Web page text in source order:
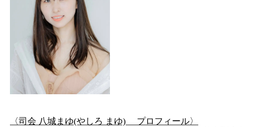
〈司会 八城まゆ(やしろ まゆ) プロフィール〉